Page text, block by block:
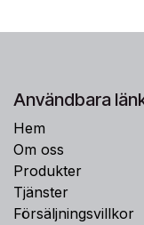
Användbara
Hem
Om oss
Produkter
Tjänster
Försäljningsvillkor